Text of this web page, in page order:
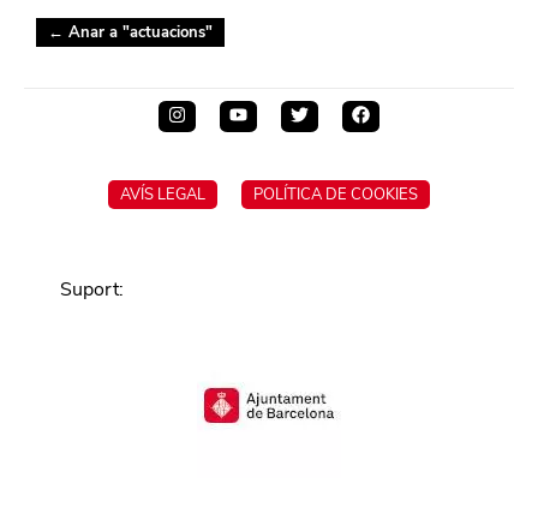
← Anar a "actuacions"
AVÍS LEGAL POLÍTICA DE COOKIES
Suport: